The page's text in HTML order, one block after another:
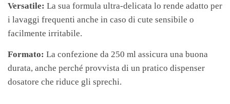
Versatile: La sua formula ultra-delicata lo rende adatto per
i lavaggi frequenti anche in caso di cute sensibile o
facilmente irritabile.
Formato: La confezione da 250 ml assicura una buona
durata, anche perché provvista di un pratico dispenser
dosatore che riduce gli sprechi.